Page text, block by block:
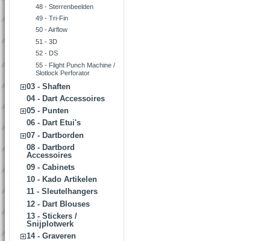
48 - Sterrenbeelden
49 - Tri-Fin
50 - Airflow
51 - 3D
52 - DS
55 - Flight Punch Machine /
Slotlock Perforator
03 - Shaften
04 - Dart Accessoires
05 - Punten
06 - Dart Etui's
07 - Dartborden
08 - Dartbord
Accessoires
09 - Cabinets
10 - Kado Artikelen
11 - Sleutelhangers
12 - Dart Blouses
13 - Stickers /
Snijplotwerk
14 - Graveren